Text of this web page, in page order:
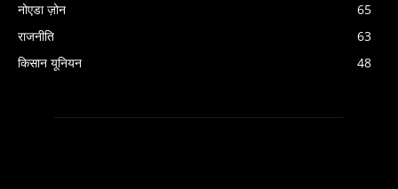
नोएडा ज़ोन
65
राजनीति
63
किसान यूनियन
48